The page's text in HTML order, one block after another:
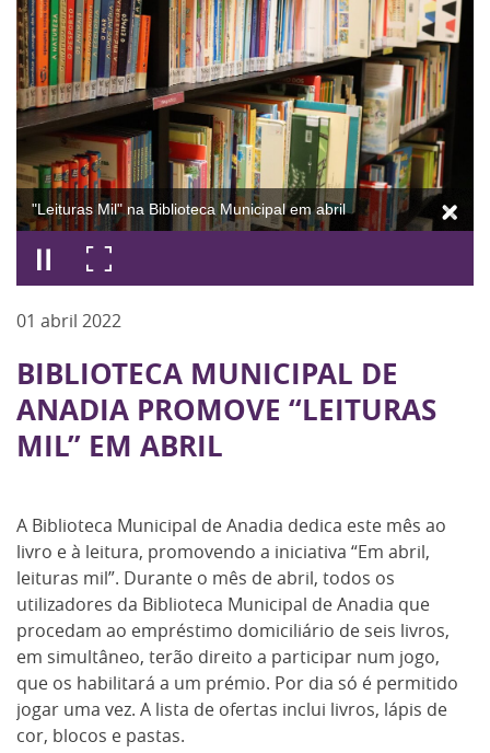
"Leituras Mil" na Biblioteca Municipal em abril
01 abril 2022
BIBLIOTECA MUNICIPAL DE
ANADIA PROMOVE “LEITURAS
MIL” EM ABRIL
A Biblioteca Municipal de Anadia dedica este mês ao
livro e à leitura, promovendo a iniciativa “Em abril,
leituras mil”. Durante o mês de abril, todos os
utilizadores da Biblioteca Municipal de Anadia que
procedam ao empréstimo domiciliário de seis livros,
em simultâneo, terão direito a participar num jogo,
que os habilitará a um prémio. Por dia só é permitido
jogar uma vez. A lista de ofertas inclui livros, lápis de
cor, blocos e pastas.